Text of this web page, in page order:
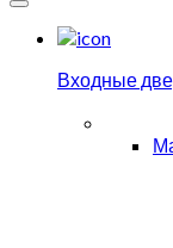
Входные